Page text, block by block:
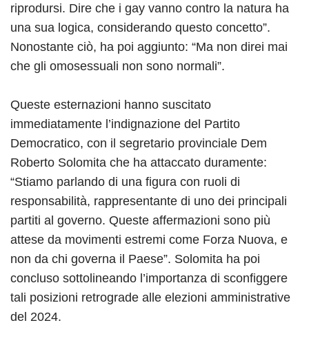
riprodursi. Dire che i gay vanno contro la natura ha
una sua logica, considerando questo concetto”.
Nonostante ciò, ha poi aggiunto: “Ma non direi mai
che gli omosessuali non sono normali”.
Queste esternazioni hanno suscitato
immediatamente l’indignazione del Partito
Democratico, con il segretario provinciale Dem
Roberto Solomita che ha attaccato duramente:
“Stiamo parlando di una figura con ruoli di
responsabilità, rappresentante di uno dei principali
partiti al governo. Queste affermazioni sono più
attese da movimenti estremi come Forza Nuova, e
non da chi governa il Paese”. Solomita ha poi
concluso sottolineando l’importanza di sconfiggere
tali posizioni retrograde alle elezioni amministrative
del 2024.